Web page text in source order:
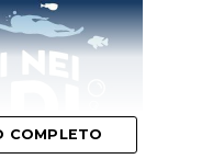
COMPLETO